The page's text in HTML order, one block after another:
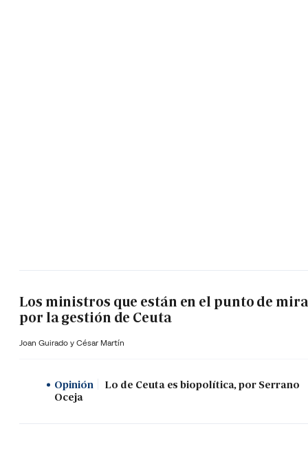
Los ministros que están en el punto de mira
por la gestión de Ceuta
Joan Guirado y César Martín
Opinión
Lo de Ceuta es biopolítica, por Serrano
Oceja